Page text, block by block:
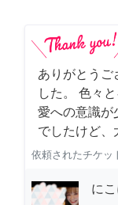
ありがとうご
した。 色々
愛への意識が
でしたけど、
依頼されたチケッ
に